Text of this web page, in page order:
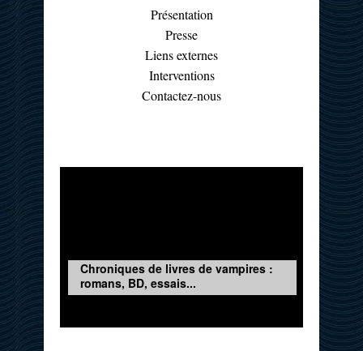
Présentation
Presse
Liens externes
Interventions
Contactez-nous
Chroniques de livres de vampires :
romans, BD, essais...